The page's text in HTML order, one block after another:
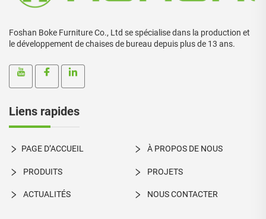
Foshan Boke Furniture Co., Ltd se spécialise dans la production et
le développement de chaises de bureau depuis plus de 13 ans.
Liens rapides
PAGE D’ACCUEIL À PROPOS DE NOUS
PRODUITS PROJETS
ACTUALITÉS NOUS CONTACTER